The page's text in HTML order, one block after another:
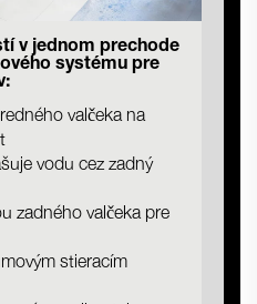
v jednom prechode
systému pre
valčeka na
vodu cez zadný
zadného valčeka pre
stieracím